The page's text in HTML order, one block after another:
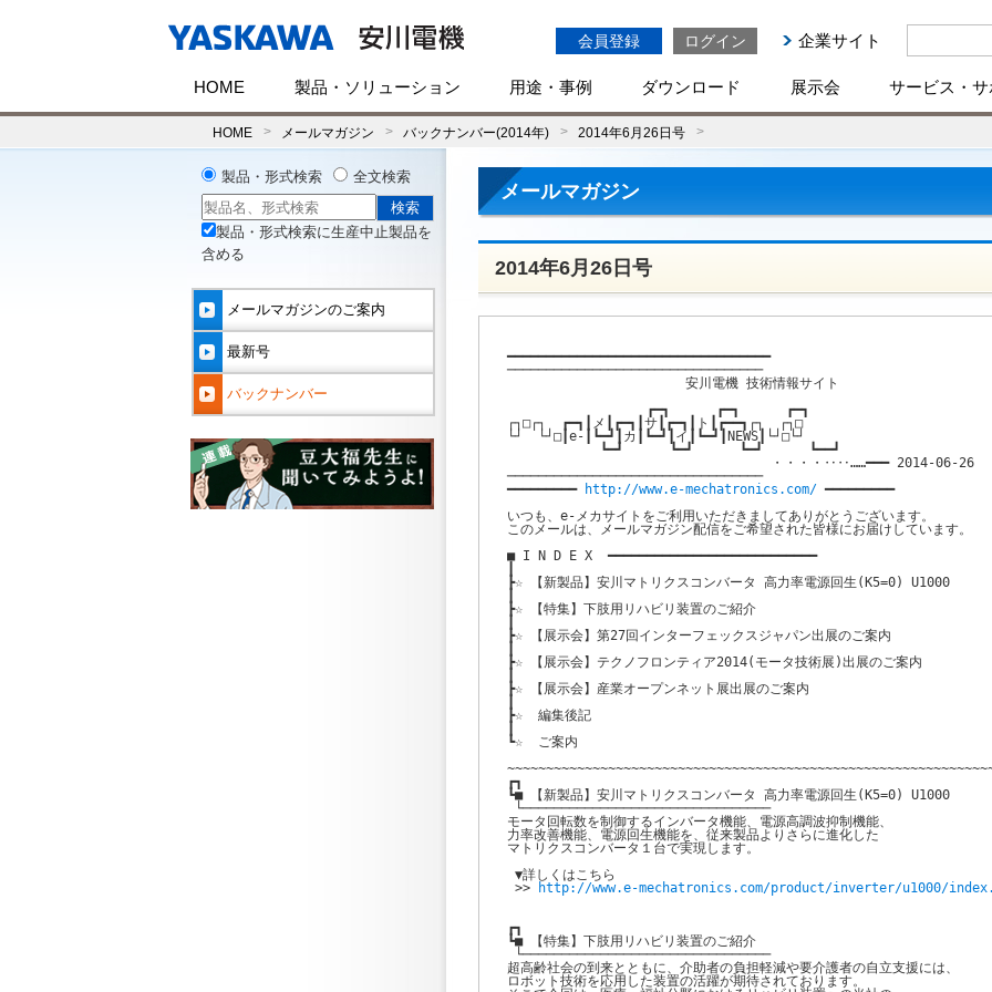
会員登録 ログイン 企業サイト
HOME 製品・ソリューション 用途・事例 ダウンロード 展示会 サービス・サ
HOME メールマガジン バックナンバー(2014年) 2014年6月26日号
メールマガジン
2014年6月26日号
━━━━━━━━━━━━━━━━━━━━━━━━━━━━━━━━━━
─────────────────────────────────
安川電機 技術情報サイ
                  ┏━┓      ┏━┓      ┏━┓
┌┐□┌┐  ┏━┓┃メ┃┏━┓┃サ┃┏━┓┃ト┃┏━━┓┌┐  ┌┐□
└┘  └┘□┃e-┃┗━┛┃カ┃┗━┛┃イ┃┗━┛┃NEWS┃└┘□└┘
            ┗━┛      ┗━┛      ┗━┛      ┗━━┛
                                  ・・・・‥‥……━━━ 2014-06-26
─────────────────────────────────
━━━━━━━━━ http://www.e-mechatronics.com/ ━━━━━━━━━
いつも、e-メカサイトをご利用いただきましてありがとうございます。
このメールは、メールマガジン配信をご希望された皆様にお届けしています。
■ I N D E X  ━━━━━━━━━━━━━━━━━━━━━━━━━━━
┣☆ 【新製品】安川マトリクスコンバータ 高力率電源回生(K5=0) U1000
┣☆ 【特集】下肢用リハビリ装置のご紹介
┣☆ 【展示会】第27回インターフェックスジャパン出展のご案内
┣☆ 【展示会】テクノフロンティア2014(モータ技術展)出展のご案内
┣☆ 【展示会】産業オープンネット展出展のご案内
┣☆  編集後記
┗☆  ご案内
┏┓
┗■ 【新製品】安川マトリクスコンバータ 高力率電源回生(K5=0) U1000
└────────────────────────────────
モータ回転数を制御するインバータ機能、電源高調波抑制機能、
力率改善機能、電源回生機能を、従来製品よりさらに進化した
マトリクスコンバータ１台で実現します。
▼詳しくはこちら
>>
http://www.e-mechatronics.com/product/inverter/u1000/
┏┓
┗■ 【特集】下肢用リハビリ装置のご紹介
└────────────────────────────────
超高齢社会の到来とともに、介助者の負担軽減や要介護者の自立支援には、
ロボット技術を応用した装置の活躍が期待されております。
製品・形式検索 全文検索
製品・形式検索に生産中止製品を
含める
メールマガジンのご案内
最新号
バックナンバー